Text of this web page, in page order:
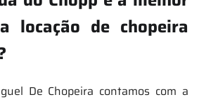
locação de chopeira
De Chopeira contamos com a